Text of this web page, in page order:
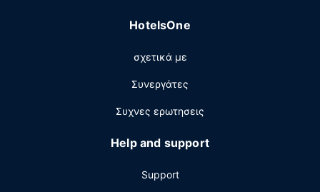
HotelsOne
σχετικά με
Συνεργάτες
Συχνες ερωτησεις
Help and support
Support